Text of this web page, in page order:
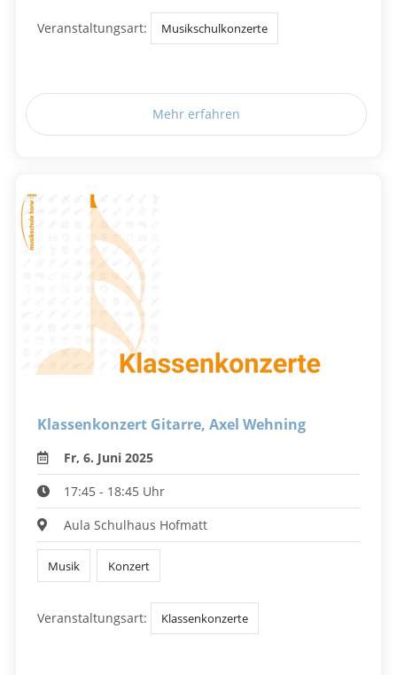
Veranstaltungsart: Musikschulkonzerte
Mehr erfahren
Klassenkonzert Gitarre, Axel Wehning
Fr, 6. Juni 2025
17:45 - 18:45 Uhr
Aula Schulhaus Hofmatt
Musik Konzert
Veranstaltungsart: Klassenkonzerte